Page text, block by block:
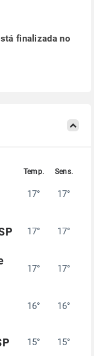
finalizada no
17° 17°
17° 17°
17° 17°
16° 16°
15° 15°